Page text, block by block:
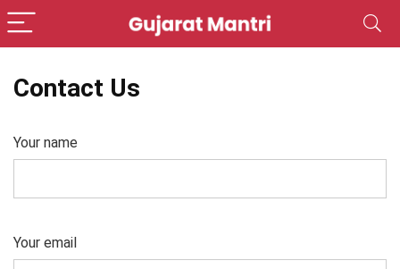
Contact Us
Your name
Your email